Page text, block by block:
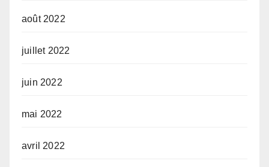
août 2022
juillet 2022
juin 2022
mai 2022
avril 2022